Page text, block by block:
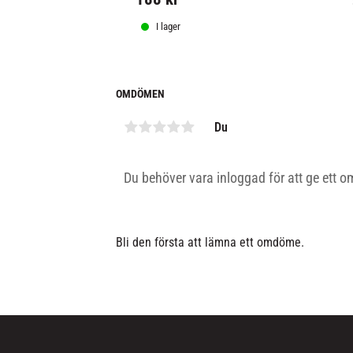
I lager
OMDÖMEN
Du
Bli den första att lämna ett omdöme.